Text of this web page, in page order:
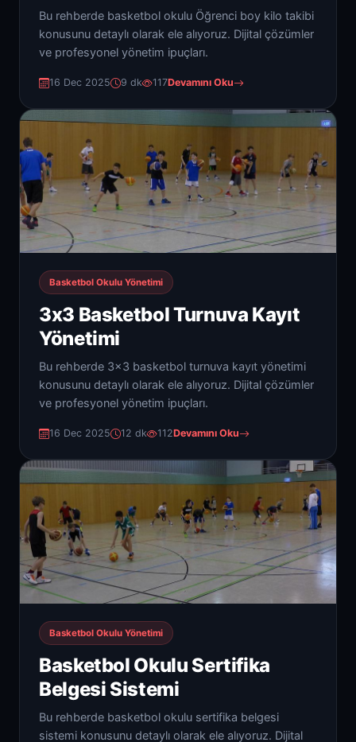
Bu rehberde basketbol okulu Öğrenci boy kilo takibi
konusunu detaylı olarak ele alıyoruz. Dijital çözümler
ve profesyonel yönetim ipuçları.
16 Dec 2025 9 dk 117Devamını Oku
Basketbol Okulu Yönetimi
3x3 Basketbol Turnuva Kayıt
Yönetimi
Bu rehberde 3x3 basketbol turnuva kayıt yönetimi
konusunu detaylı olarak ele alıyoruz. Dijital çözümler
ve profesyonel yönetim ipuçları.
16 Dec 2025 12 dk 112Devamını Oku
Basketbol Okulu Yönetimi
Basketbol Okulu Sertifika
Belgesi Sistemi
Bu rehberde basketbol okulu sertifika belgesi
sistemi konusunu detaylı olarak ele alıyoruz. Dijital